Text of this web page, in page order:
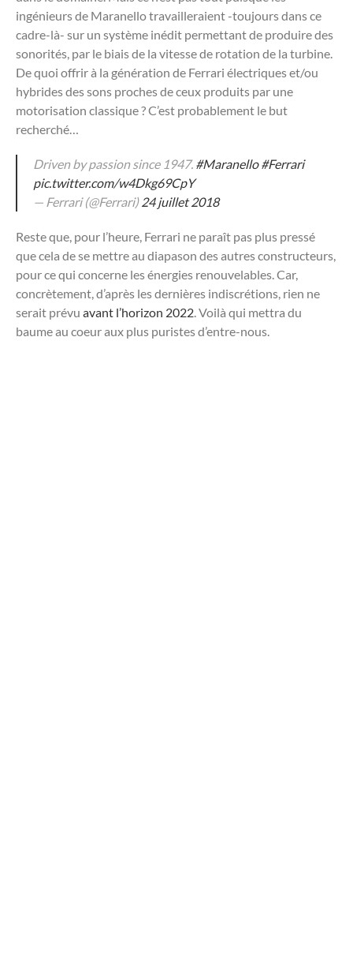
ingénieurs de Maranello travailleraient -toujours dans ce
cadre-là- sur un système inédit permettant de produire des
sonorités, par le biais de la vitesse de rotation de la turbine.
De quoi offrir à la génération de Ferrari électriques et/ou
hybrides des sons proches de ceux produits par une
motorisation classique ? C’est probablement le but
recherché…
Driven by passion since 1947. #Maranello #Ferrari
pic.twitter.com/w4Dkg69CpY
— Ferrari (@Ferrari)24 juillet 2018
Reste que, pour l’heure, Ferrari ne paraît pas plus pressé
que cela de se mettre au diapason des autres constructeurs,
pour ce qui concerne les énergies renouvelables. Car,
concrètement, d’après les dernières indiscrétions, rien ne
serait prévu avant l’horizon 2022. Voilà qui mettra du
baume au coeur aux plus puristes d’entre-nous.